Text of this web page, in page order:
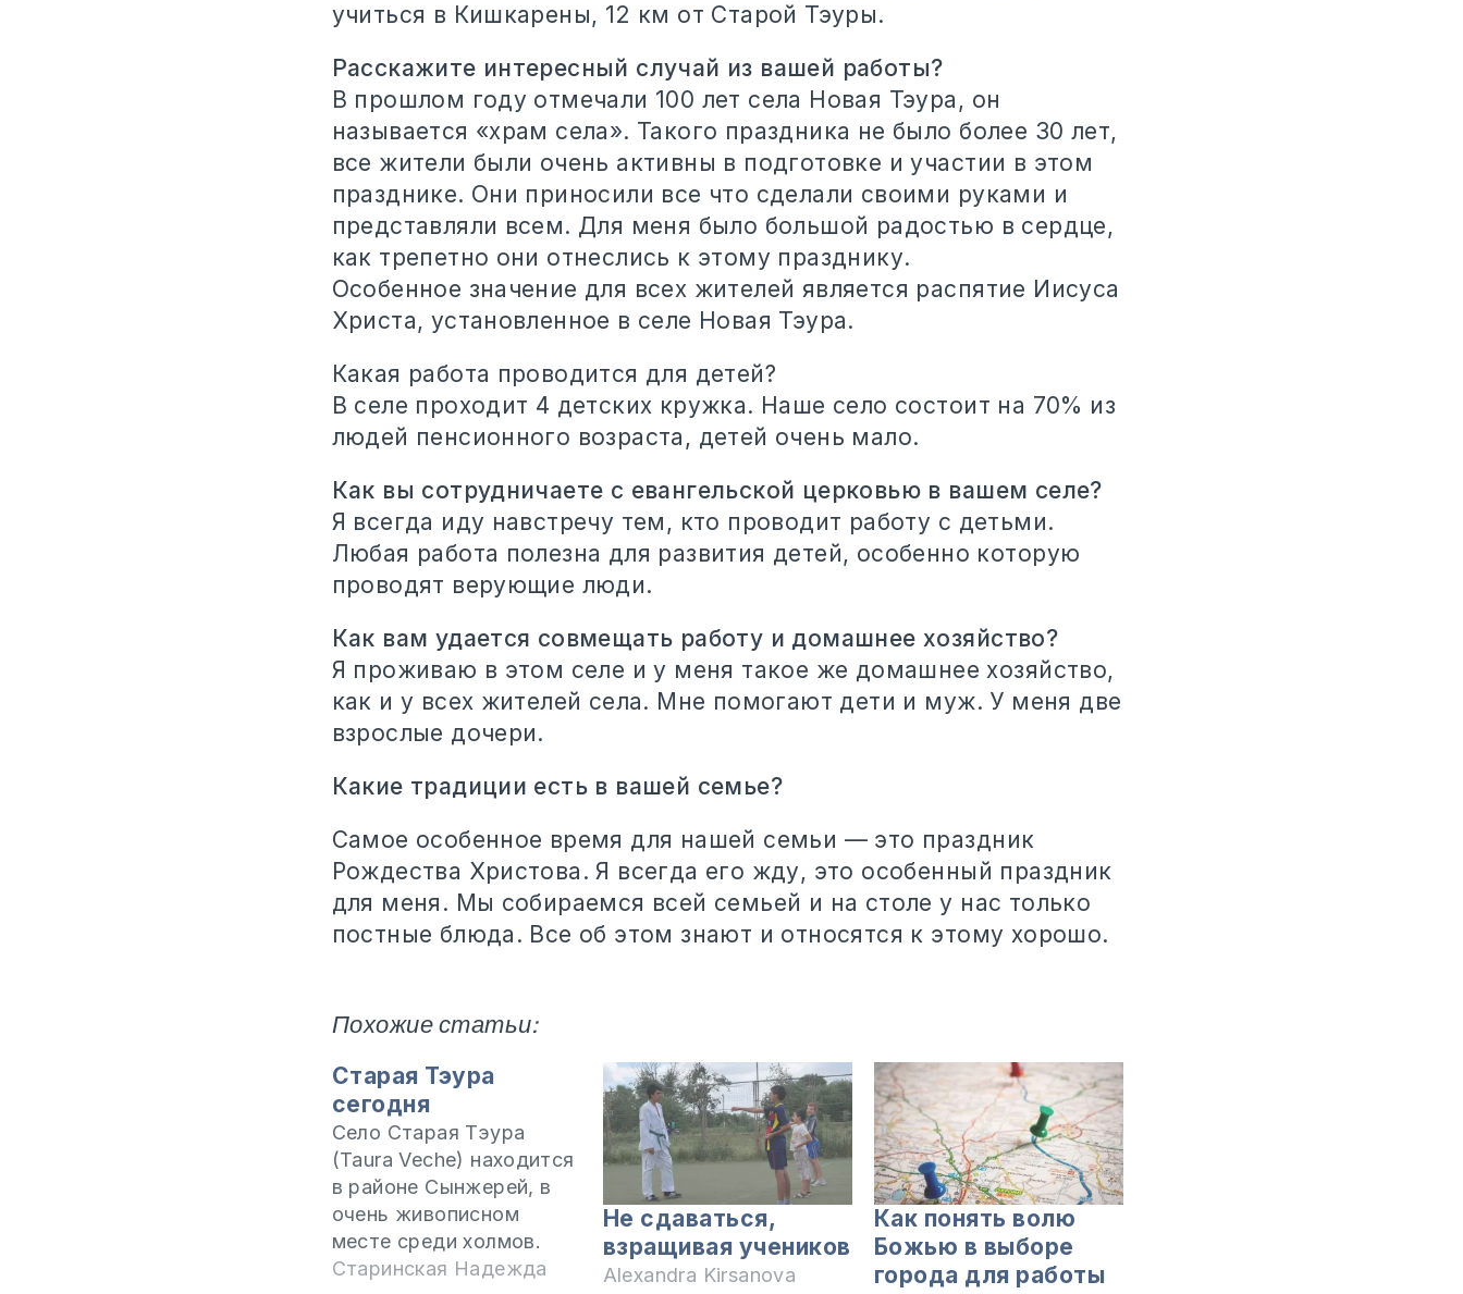
учиться в Кишкарены, 12 км от Старой Тэуры.
Расскажите интересный случай из вашей работы?
В прошлом году отмечали 100 лет села Новая Тэура, он
называется «храм села». Такого праздника не было более 30 лет,
все жители были очень активны в подготовке и участии в этом
празднике. Они приносили все что сделали своими руками и
представляли всем. Для меня было большой радостью в сердце,
как трепетно они отнеслись к этому празднику.
Особенное значение для всех жителей является распятие Иисуса
Христа, установленное в селе Новая Тэура.
Какая работа проводится для детей?
В селе проходит 4 детских кружка. Наше село состоит на 70% из
людей пенсионного возраста, детей очень мало.
Как вы сотрудничаете с евангельской церковью в вашем селе?
Я всегда иду навстречу тем, кто проводит работу с детьми.
Любая работа полезна для развития детей, особенно которую
проводят верующие люди.
Как вам удается совмещать работу и домашнее хозяйство?
Я проживаю в этом селе и у меня такое же домашнее хозяйство,
как и у всех жителей села. Мне помогают дети и муж. У меня две
взрослые дочери.
Какие традиции есть в вашей семье?
Самое особенное время для нашей семьи — это праздник
Рождества Христова. Я всегда его жду, это особенный праздник
для меня. Мы собираемся всей семьей и на столе у нас только
постные блюда. Все об этом знают и относятся к этому хорошо.
Похожие статьи:
Старая Тэура
сегодня
Село Старая Тэура
(Taura Veche) находится
в районе Сынжерей, в
очень живописном
месте среди холмов.
Маленькая деревенька с
Старинская Надежда
Не сдаваться,
взращивая учеников
Alexandra Kirsanova
Как понять волю
Божью в выборе
города для работы